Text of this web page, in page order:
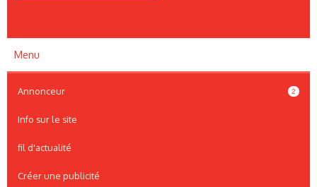
Menu
Annonceur 2
Info sur le site
fil d'actualité
Créer une publicité